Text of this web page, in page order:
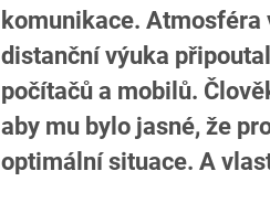
komunikace.
distanční výuka
počítačů a mobilů.
aby mu bylo jasné, že
optimální situace. A